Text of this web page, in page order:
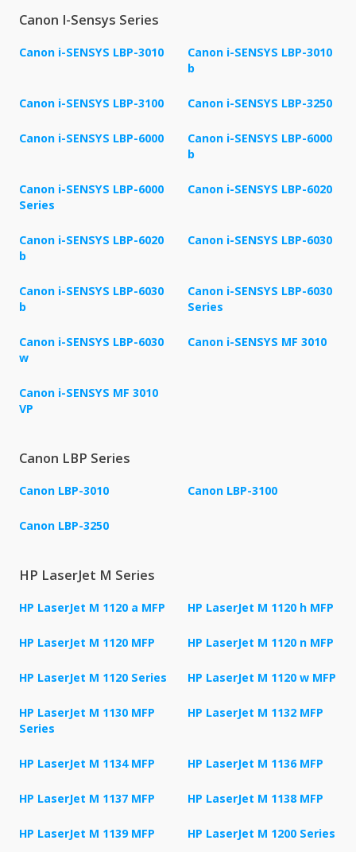
Canon I-Sensys Series
Canon i-SENSYS LBP-3010
Canon i-SENSYS LBP-3010
b
Canon i-SENSYS LBP-3100 Canon i-SENSYS LBP-3250
Canon i-SENSYS LBP-6000
Canon i-SENSYS LBP-6000
b
Canon i-SENSYS LBP-6000
Series
Canon i-SENSYS LBP-6020
Canon i-SENSYS LBP-6020
b
Canon i-SENSYS LBP-6030
Canon i-SENSYS LBP-6030
b
Canon i-SENSYS LBP-6030
Series
Canon i-SENSYS LBP-6030
w
Canon i-SENSYS MF 3010
Canon i-SENSYS MF 3010
VP
Canon LBP Series
Canon LBP-3010 Canon LBP-3100
Canon LBP-3250
HP LaserJet M Series
HP LaserJet M 1120 a MFP HP LaserJet M 1120 h MFP
HP LaserJet M 1120 MFP HP LaserJet M 1120 n MFP
HP LaserJet M 1120 Series HP LaserJet M 1120 w MFP
HP LaserJet M 1130 MFP
Series
HP LaserJet M 1132 MFP
HP LaserJet M 1134 MFP HP LaserJet M 1136 MFP
HP LaserJet M 1137 MFP HP LaserJet M 1138 MFP
HP LaserJet M 1139 MFP HP LaserJet M 1200 Series